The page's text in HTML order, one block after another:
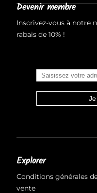
Devenir membre
Inscrivez-vous à notre
rabais de 10% !
Explorer
Conditions générales
vente